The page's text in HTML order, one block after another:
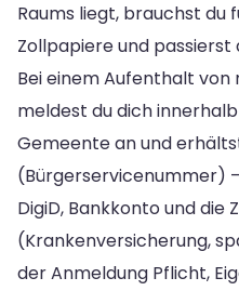
Raums liegt, brauchst du
Zollpapiere und passierst
Bei einem Aufenthalt
meldest du dich
Gemeente an und
(Bürgerservicenummer)
DigiD, Bankkonto und die
(Krankenversicherung,
der Anmeldung Pflicht,